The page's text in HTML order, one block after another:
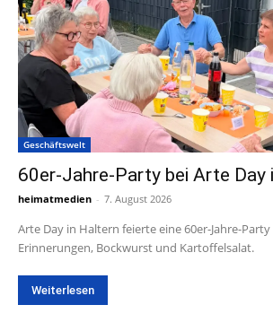
Geschäftswelt
60er-Jahre-Party bei Arte Day
heimatmedien - 7. August 2026
Arte Day in Haltern feierte eine 60er-Jahre-
Erinnerungen, Bockwurst und Kartoffelsalat.
Weiterlesen